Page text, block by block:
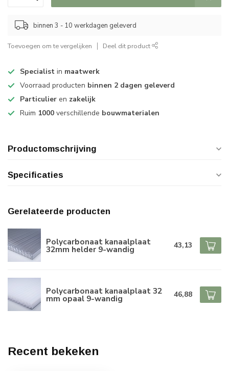
binnen 3 - 10 werkdagen geleverd
Toevoegen om te vergelijken Deel dit product
Specialist in maatwerk
Voorraad producten binnen 2 dagen geleverd
Particulier en zakelijk
Ruim 1000 verschillende bouwmaterialen
Productomschrijving
Specificaties
Gerelateerde producten
Polycarbonaat kanaalplaat
32mm helder 9-wandig 43,13
Polycarbonaat kanaalplaat 32
mm opaal 9-wandig 46,88
Recent bekeken